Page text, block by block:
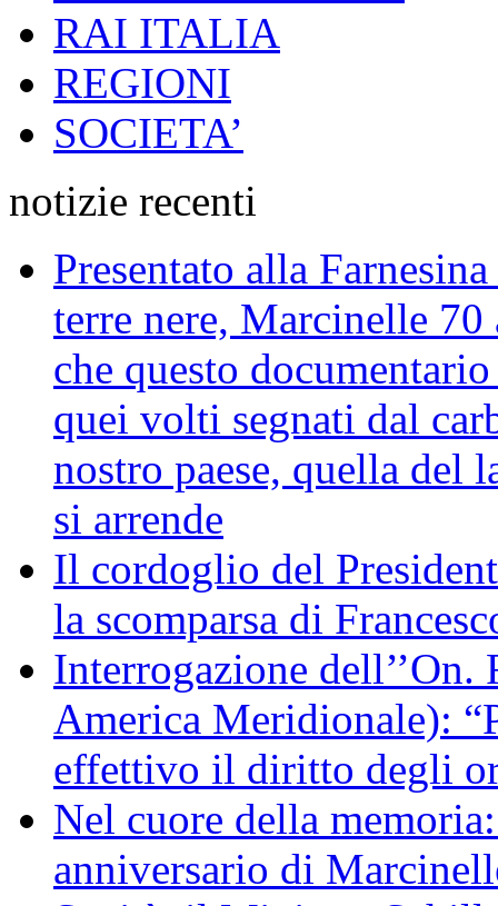
RAI ITALIA
REGIONI
SOCIETA’
notizie recenti
Presentato alla
terre nere, Marcinelle
che questo
quei volti segnati dal
nostro paese, quella del
si arrende
Il cordoglio del
la scomparsa di
Interrogazione
America Meridionale):
effettivo il diritto degli
Nel cuore della
anniversario di